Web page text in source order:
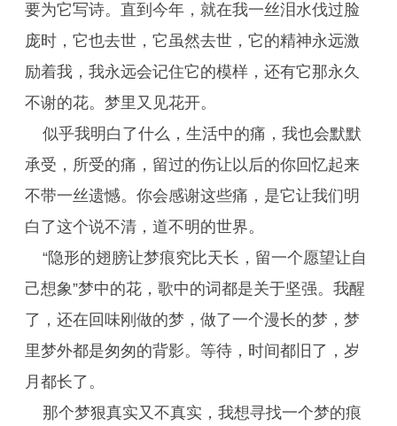
要为它写诗。直到今年，就在我一丝泪水伐过脸
庞时，它也去世，它虽然去世，它的精神永远激
励着我，我永远会记住它的模样，还有它那永久
不谢的花。梦里又见花开。
似乎我明白了什么，生活中的痛，我也会默默
承受，所受的痛，留过的伤让以后的你回忆起来
不带一丝遗憾。你会感谢这些痛，是它让我们明
白了这个说不清，道不明的世界。
“隐形的翅膀让梦痕究比天长，留一个愿望让自
己想象”梦中的花，歌中的词都是关于坚强。我醒
了，还在回味刚做的梦，做了一个漫长的梦，梦
里梦外都是匆匆的背影。等待，时间都旧了，岁
月都长了。
那个梦狠真实又不真实，我想寻找一个梦的痕